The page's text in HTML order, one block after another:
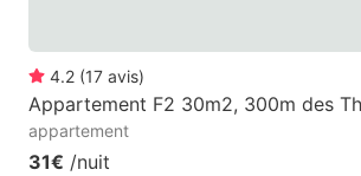
4.2 (17 avis)
Appartement F2 30m2, 300m des
appartement
31€ /nuit